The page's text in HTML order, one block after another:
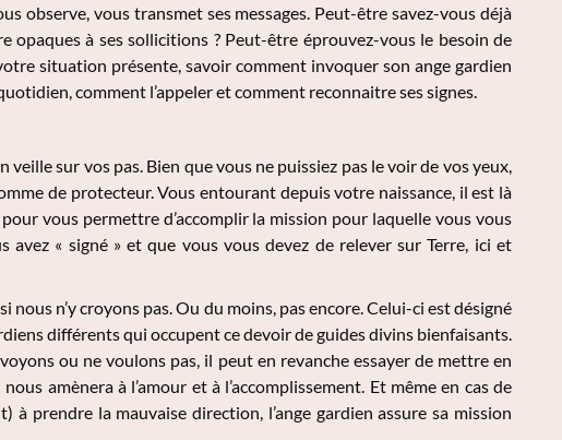
observe, vous transmet ses messages. Peut-être savez-vous déjà
à ses sollicitions ? Peut-être éprouvez-vous le besoin de
situation présente, savoir comment invoquer son ange gardien
comment l’appeler et comment reconnaitre ses signes.
sur vos pas. Bien que vous ne puissiez pas le voir de vos yeux,
de protecteur. Vous entourant depuis votre naissance, il est là
vous permettre d’accomplir la mission pour laquelle vous vous
« signé » et que vous vous devez de relever sur Terre, ici et
n’y croyons pas. Ou du moins, pas encore. Celui-ci est désigné
différents qui occupent ce devoir de guides divins bienfaisants.
ou ne voulons pas, il peut en revanche essayer de mettre en
amènera à l’amour et à l’accomplissement. Et même en cas de
prendre la mauvaise direction, l’ange gardien assure sa mission